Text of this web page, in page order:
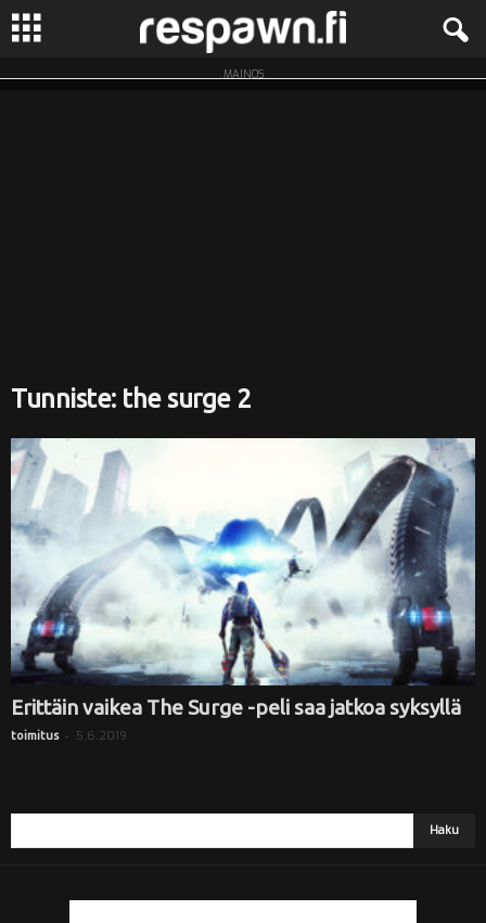
R
MAINOS
Tunniste: the surge 2
Erittäin vaikea The Surge -peli saa jatkoa syksyllä
toimitus - 5.6.2019